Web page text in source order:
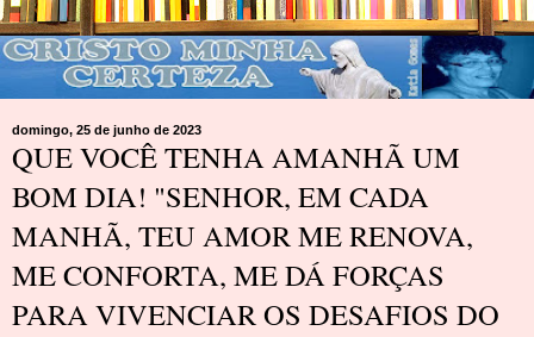
domingo, 25 de junho de 2023
QUE VOCÊ TENHA AMANHÃ UM
BOM DIA! "SENHOR, EM CADA
MANHÃ, TEU AMOR ME RENOVA,
ME CONFORTA, ME DÁ FORÇAS
PARA VIVENCIAR OS DESAFIOS DO